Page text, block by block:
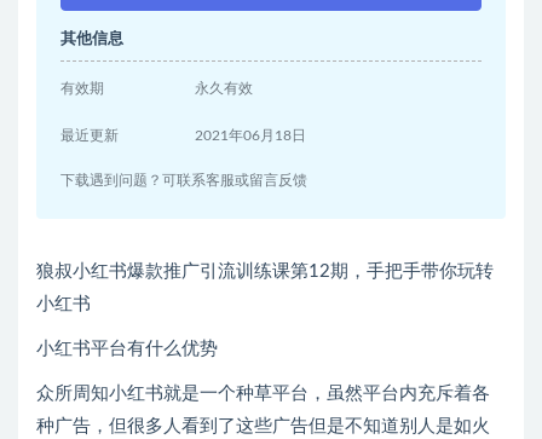
其他信息
有效期 永久有效
最近更新 2021年06月18日
下载遇到问题？可联系客服或留言反馈
狼叔小红书爆款推广引流训练课第12期，手把手带你玩转
小红书
小红书平台有什么优势
众所周知小红书就是一个种草平台，虽然平台内充斥着各
种广告，但很多人看到了这些广告但是不知道别人是如火